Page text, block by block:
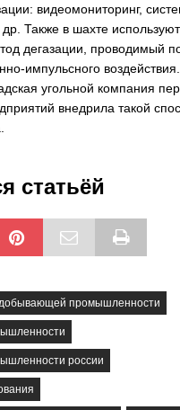
видеомониторинг,
Также в шахте используют
дегазации, проводимый
импульсного
угольной компания
внедрила такой
статьёй
промышленности
россии